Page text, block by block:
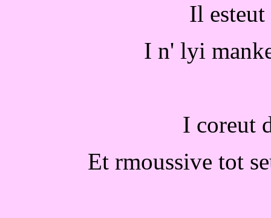
Il
I n' lyi
I coreut
Et rmoussive tot